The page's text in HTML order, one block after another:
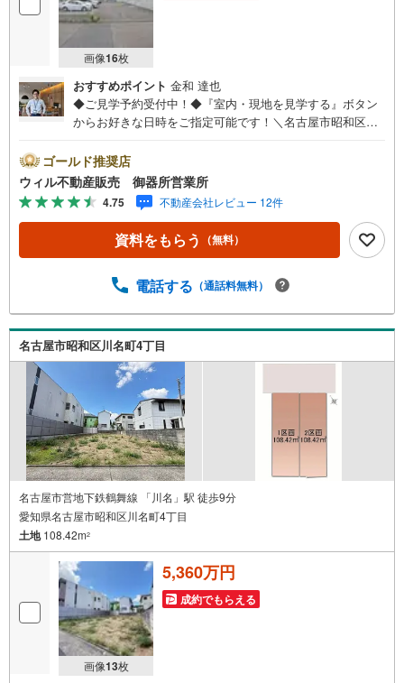
画像16枚
おすすめポイント 金和 達也
◆ご見学予約受付中！◆『室内・現地を見学する』ボタン
からお好きな日時をご指定可能です！＼名古屋市昭和区、
名古屋市昭和区、天白区の直接のご売却依頼を数多くいた
だいている不動産仲介会社です。ネット上で分かる立地環
境はもちろん、過去にお任せいただいたお客様に現地の生
の声をもとに住戸環境を提案致します。＼平日のお住まい
探しの方へ/弊社では平日にご内覧・契約など平日にお住ま
い探しをされるお客様にサービスをご用意しています。＼
ています。事前にご予約頂きましたら営業時間外でのご内
ある方へ/不動産業者間で不動産情報が共有されているの
で、名古屋市全域や、その他隣接エリアでもご内覧が可能
です！ 【御器所営業所】○地下鉄桜通線、鶴舞線「御器
所」駅徒歩1分○お子様が遊べるキッズスペースあり○定休
日ございません
ゴールド推奨店
ウィル不動産販売 御器所営業所
4.75 不動産会社レビュー 12件
資料をもらう （無料）
電話する （通話料無料）
名古屋市昭和区川名町4丁目
名古屋市営地下鉄鶴舞線 「川名」駅 徒歩9分
愛知県名古屋市昭和区川名町4丁目
土地108.42m2
画像13枚
5,360万円
成約でもらえる